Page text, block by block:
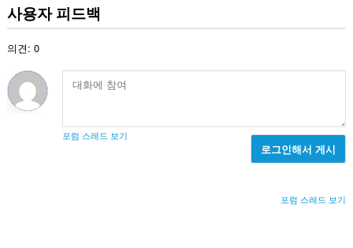
사용자 피드백
의견: 0
포럼 스레드 보기
로그인해서 게시
포럼 스레드 보기